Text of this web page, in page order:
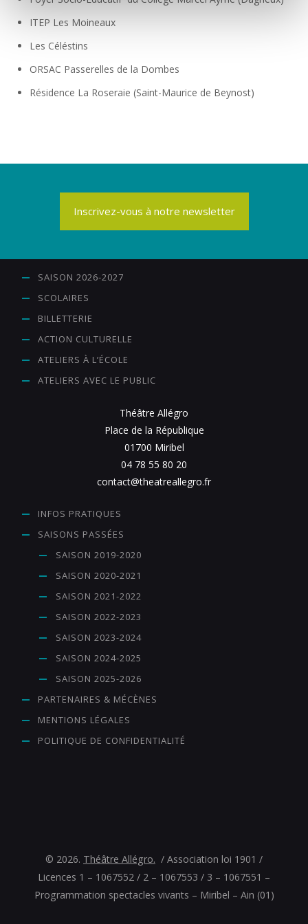
ITEP Les Moineaux
Les Céléstins
ORSAC Passerelles de la Dombes
Résidence La Roseraie (Saint-Maurice de Beynost)
Inscrivez-vous à notre newsletter
SAISON 2026-2027
SCOLAIRES
BILLETTERIE
ACTION CULTURELLE
ATELIERS À L’ÉCOLE
ATELIERS AVEC LE PUBLIC
Théâtre Allégro
Place de la République
01700 Miribel
04 78 55 80 20
contact@theatreallegro.fr
INFOS PRATIQUES
SAISONS PASSÉES
SAISON 2019-2020
SAISON 2020-2021
SAISON 2021-2022
SAISON 2022-2023
SAISON 2023-2024
SAISON 2024-2025
SAISON 2025-2026
PARTENAIRES & MÉCÈNES
MENTIONS LÉGALES
POLITIQUE DE CONFIDENTIALITÉ
© 2026. Théâtre Allégro. / Association loi 1901 /
Licences 1 – 1067552 / 2 – 1067553 / 3 – 1067551 –
Programmation spectacles vivants – Miribel – Ain (01)